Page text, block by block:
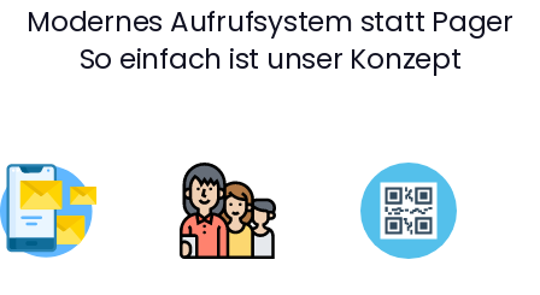
Modernes Aufrufsystem statt Pager
So einfach ist unser Konzept